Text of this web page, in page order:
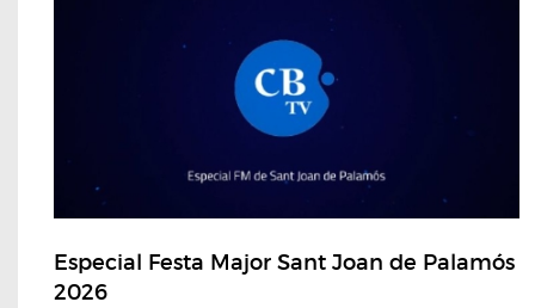
Especial Festa Major Sant Joan de Palamós
2026